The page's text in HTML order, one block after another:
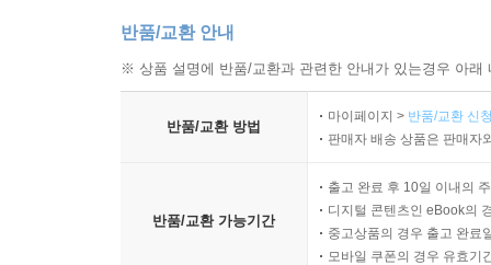
반품/교환 안내
※ 상품 설명에 반품/교환과 관련한 안내가 있는경우 아
반품/교환 방법
마이페이지 > 반품/교환 신
판매자 배송 상품은 판매자
반품/교환 가능기간
출고 완료 후 10일 이내의
디지털 콘텐츠인 eBook의
중고상품의 경우 출고 완료
모바일 쿠폰의 경우 유효기